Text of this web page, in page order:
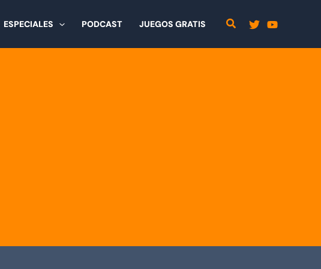
ESPECIALES PODCAST JUEGOS GRATIS